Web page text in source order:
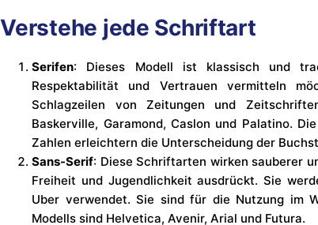
Verstehe jede Schriftart
Serifen: Dieses Modell ist klassisch und
Respektabilität und Vertrauen vermitteln
Schlagzeilen von Zeitungen und
Baskerville, Garamond, Caslon und Palatino.
Zahlen erleichtern die Unterscheidung der
Sans-Serif: Diese Schriftarten wirken sauberer
Freiheit und Jugendlichkeit ausdrückt. Sie
Uber verwendet. Sie sind für die Nutzung im
Modells sind Helvetica, Avenir, Arial und Futura.